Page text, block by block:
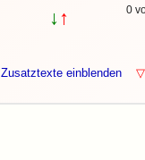
↓ ↑ 0
Zusatztexte einblenden ▽